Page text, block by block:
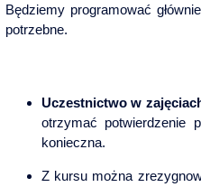
Będziemy programować
potrzebne.
Uczestnictwo w
otrzymać potwierdzenie
konieczna.
Z kursu można